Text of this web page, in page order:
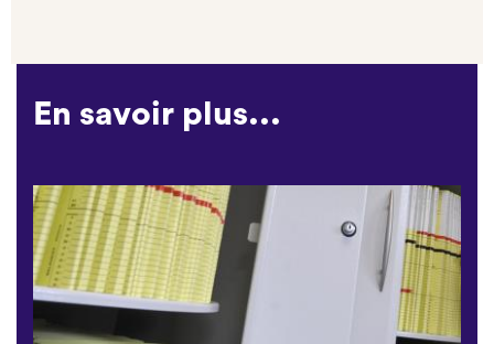
En savoir plus...